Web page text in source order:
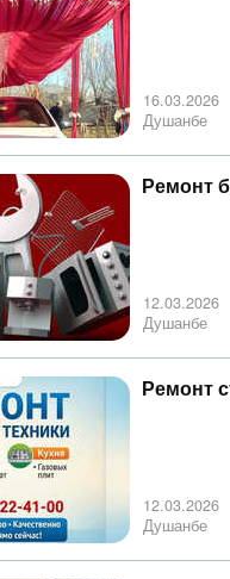
16.03.2026
Душанбе
Ремонт
12.03.2026
Душанбе
Ремонт
12.03.2026
Душанбе